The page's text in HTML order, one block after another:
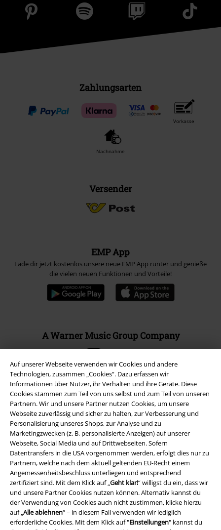
Auf unserer Webseite verwenden wir Cookies und andere
Technologien, zusammen „Cookies“. Dazu erfassen wir
Informationen über Nutzer, ihr Verhalten und ihre Geräte. Diese
Cookies stammen zum Teil von uns selbst und zum Teil von unseren
Partnern. Wir und unsere Partner nutzen Cookies, um unsere
Webseite zuverlässig und sicher zu halten, zur Verbesserung und
Personalisierung unseres Shops, zur Analyse und zu
Marketingzwecken (z. B. personalisierte Anzeigen) auf unserer
Webseite, Social Media und auf Drittwebseiten. Sofern
Datentransfers in die USA vorgenommen werden, erfolgt dies nur zu
Partnern, welche nach dem aktuell geltenden EU-Recht einem
Angemessenheitsbeschluss unterliegen und entsprechend
zertifiziert sind. Mit dem Klick auf „Geht klar!“ willigst du ein, dass wir
und unsere Partner Cookies nutzen können. Alternativ kannst du
der Verwendung von Cookies auch nicht zustimmen, klicke hierzu
auf „Alle ablehnen“ – in diesem Fall verwenden wir lediglich
erforderliche Cookies. Mit dem Klick auf "Einstellungen" kannst du
Zahlungsarten
Vorkasse
Nachnahme
Versender
EMP App
Lade dir jetzt kostenlos unsere neue EMP App runter und genieße
die vielen neuen Funktionen und Vorteile!
A Warner Music Group Company
Rechtliches
AGB
Impressum